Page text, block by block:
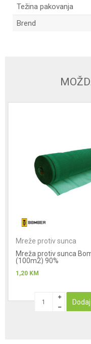
Težina pakovanja
Brend
Mreže protiv sunca
Mreža protiv sunca
(100m2) 90%
1,20 KM